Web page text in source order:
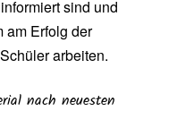
sind und
am Erfolg der
arbeiten.
nach neuesten